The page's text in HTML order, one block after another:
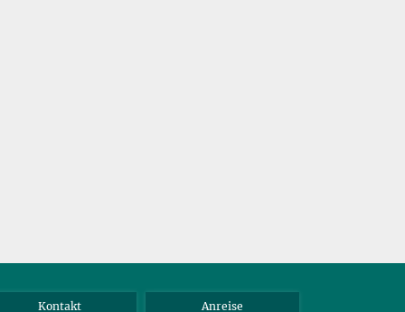
Kontakt Anreise